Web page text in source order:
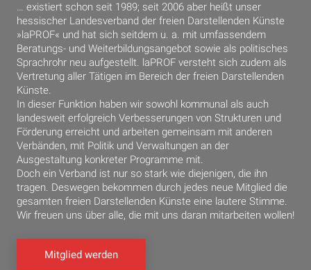
… existiert schon seit 1989; seit 2006 aber heißt unser
hessischer Landesverband der freien Darstellenden Künste
»laPROF« und hat sich seitdem u. a. mit umfassendem
Beratungs- und Weiterbildungsangebot sowie als politisches
Sprachrohr neu aufgestellt. laPROF versteht sich zudem als
Vertretung aller Tätigen im Bereich der freien Darstellenden
Künste.
In dieser Funktion haben wir sowohl kommunal als auch
landesweit erfolgreich Verbesserungen von Strukturen und
Förderung erreicht und arbeiten gemeinsam mit anderen
Verbänden, mit Politik und Verwaltungen an der
Ausgestaltung konkreter Programme mit.
Doch ein Verband ist nur so stark wie diejenigen, die ihn
tragen. Deswegen bekommen durch jedes neue Mitglied die
gesamten freien Darstellenden Künste eine lautere Stimme.
Wir freuen uns über alle, die mit uns daran mitarbeiten wollen!
Mitglied werden